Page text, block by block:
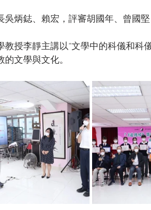
炳鋕、賴宏，評審胡國年、曾國
授李靜主講以“文學中的科儀和科
文學與文化。